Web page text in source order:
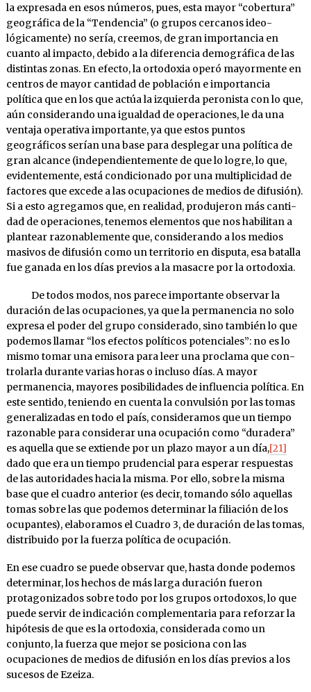
la expresada en esos núme­ros, pues, esta mayor “co­ber­tura”
geográfica de la “Tendencia” (o grupos cercanos ideo­
lógicamente) no se­ría, creemos, de gran im­portancia en
cuanto al impacto, debido a la diferencia demográfica de las
distin­tas zonas. En efec­to, la ortodoxia operó mayormente en
centros de mayor cantidad de población e impor­tancia
política que en los que actúa la iz­quierda peronista con lo que,
aún considerando una igualdad de operacio­nes, le da una
ven­taja operativa importante, ya que estos puntos
geográficos serían una base para desplegar una polí­tica de
gran al­cance (inde­pendien­te­mente de que lo logre, lo que,
eviden­temente, está condi­cionado por una multi­plicidad de
facto­res que excede a las ocupaciones de medios de difusión).
Si a esto a­gre­ga­mos que, en realidad, pro­du­jeron más can­ti­
dad de ope­ra­cio­nes, te­nemos elementos que nos habilitan a
plantear razonablemente que, considerando a los medios
masivos de difusión como un territorio en disputa, esa ba­ta­lla
fue gana­da en los días pre­vios a la ma­sa­cre por la ortodoxia.
De todos modos, nos parece importante observar la
duración de las ocupaciones, ya que la permanencia no solo
expresa el poder del grupo considerado, sino también lo que
podemos llamar “los efec­tos políticos potenciales”: no es lo
mismo tomar una emisora para leer una proclama que con­
trolarla durante varias horas o in­cluso días. A mayor
permanencia, mayores posibilidades de influen­cia política. En
este sentido, teniendo en cuenta la convulsión por las tomas
generalizadas en todo el país, consideramos que un tiempo
razonable para considerar una ocupación como “duradera”
es aquella que se extiende por un plazo mayor a un día,[21]
dado que era un tiempo prudencial para esperar respuestas
de las autoridades hacia la misma. Por ello, sobre la misma
base que el cuadro anterior (es de­cir, toman­do sólo aquellas
tomas so­bre las que podemos determinar la filia­ción de los
ocupantes), elaboramos el Cuadro 3, de dura­ción de las tomas,
distribuido por la fuerza política de ocupa­ción.
En ese cuadro se puede observar que, hasta donde podemos
determinar, los hechos de más larga duración fueron
protagonizados sobre todo por los grupos ortodoxos, lo que
puede servir de indi­cación complementaria para refor­zar la
hipótesis de que es la or­todoxia, considerada como un
conjun­to, la fuerza que mejor se po­si­ciona con las
ocupaciones de medios de difusión en los días pre­vios a los
sucesos de Ezeiza.